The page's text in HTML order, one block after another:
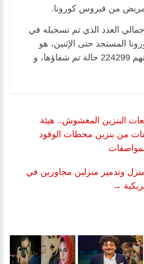
من فيروس كورونا.
العدد الذي تم تسجيله في
المستجد حتى الإثنين، هو
283762 من ضمنهم 224299 حالة تم شفاؤها، و
البنزين المغشوش.. هيئة
من بنزين محطات الوقود
وتدمير منزلين مجاورين في
→